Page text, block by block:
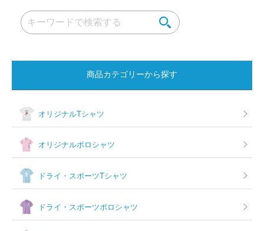
ン
商品カテゴリーから探す
オリジナルTシャツ
オリジナルポロシャツ
ドライ・スポーツTシャツ
ドライ・スポーツポロシャツ